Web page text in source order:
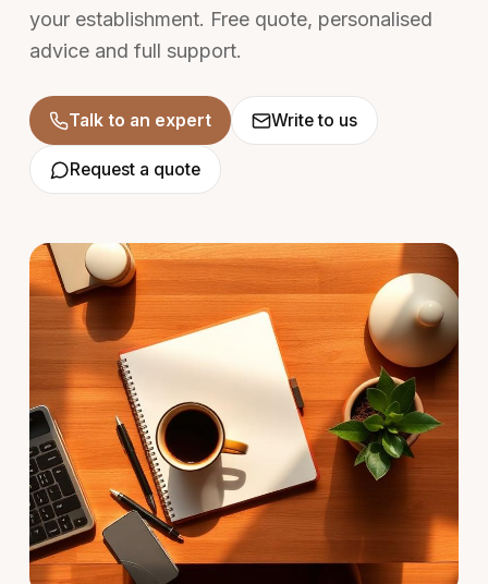
your establishment. Free quote, personalised
advice and full support.
Talk to an expert Write to us
Request a quote